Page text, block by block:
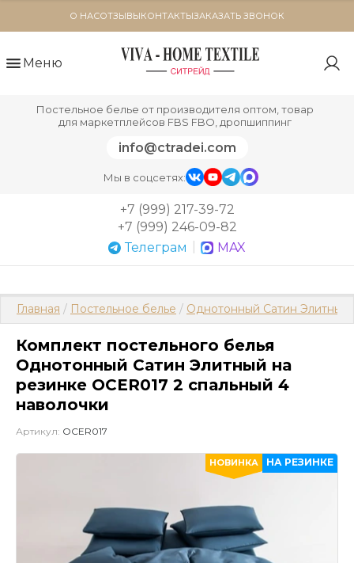
О НАСОТЗЫВЫКОНТАКТЫЗАКАЗАТЬ ЗВОНОК
Меню
Постельное белье от производителя оптом, товар
для маркетплейсов FBS FBO, дропшиппинг
info@ctradei.com
Мы в соцсетях:
+7 (999) 217-39-72
+7 (999) 246-09-82
Телеграм
MAX
Главная / Постельное белье / Однотонный Сатин Элитный
Комплект постельного белья
Однотонный Сатин Элитный на
резинке OCER017 2 спальный 4
наволочки
Артикул: OCER017
НОВИНКА НА РЕЗИНКЕ